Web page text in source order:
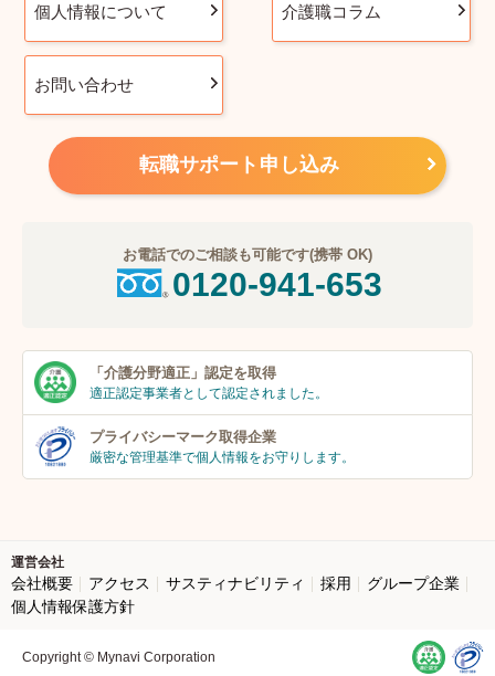
個人情報について 介護職コラム
お問い合わせ
転職サポート申し込み
お電話でのご相談も可能です(携帯 OK)
0120-941-653
「介護分野適正」 認定を取得
適正認定事業者として認定されました。
プライバシーマーク取得企業
厳密な管理基準で個人情報をお守りします。
運営会社
会社概要 アクセス サスティナビリティ 採用
グループ企業
個人情報保護方針
Copyright © Mynavi Corporation